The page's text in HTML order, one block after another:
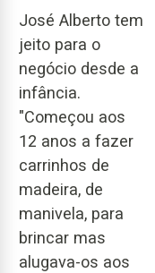
José Alberto tem
jeito para o
negócio desde a
infância.
"Começou aos
12 anos a fazer
carrinhos de
madeira, de
manivela, para
brincar mas
alugava-os aos